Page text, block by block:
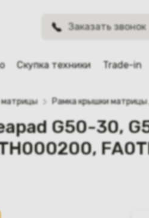
Заказать звонок
Скупка техники Trade-in
70, Z50-75, G50-80
матрицы Рамка крышки матрицы
G50-30,